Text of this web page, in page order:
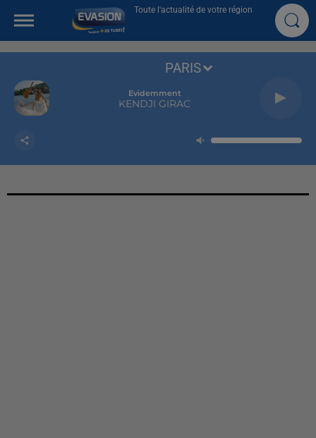
Toute l'actualité de votre région
Evidemment
KENDJI GIRAC
PARIS